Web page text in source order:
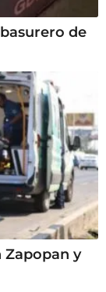
de
Zapopan y